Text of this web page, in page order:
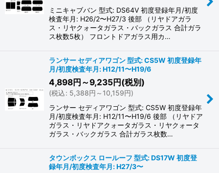
ミニキャブバン 型式: DS64V 初度登録年月/初度
検査年月: H26/2〜H27/3 後部 （リヤドアガラ
ス・リヤクォータガラス・バックガラス 合計ガラ
ス枚数5枚） フロントドアガラス用カ…
ランサー セディアワゴン 型式: CS5W 初度登録年
月/初度検査年月: H12/11〜H19/6
4,898円～9,235円(税別)
(税込: 5,388円 ～10,159円)
ランサー セディアワゴン 型式: CS5W 初度登録年
月/初度検査年月: H12/11〜H19/6 後部 （リヤドア
ガラス・リヤドアクォータガラス・リヤクォータ
ガラス・バックガラス 合計ガラス枚数…
タウンボックス ロールーフ 型式: DS17W 初度登
録年月/初度検査年月: H27/3〜